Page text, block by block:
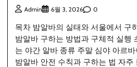
Admin 6월 3, 2026 0
목차 밤알바의 실태와 서울에서 구
밤알바 구하는 방법과 구체적 실행
는 야간 알바 종류 주말 심야 아르
밤알바 안전 수칙과 구하는 법 자주